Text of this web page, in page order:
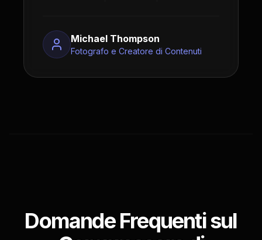
Michael Thompson
Fotografo e Creatore di Contenuti
Domande Frequenti sul